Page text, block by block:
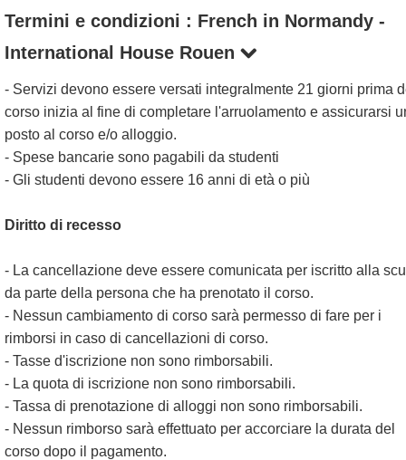
Termini e condizioni : French in Normandy -
International House Rouen
- Servizi devono essere versati integralmente 21 giorni prima
corso inizia al fine di completare l'arruolamento e assicurarsi
posto al corso e/o alloggio.
- Spese bancarie sono pagabili da studenti
- Gli studenti devono essere 16 anni di età o più
Diritto di recesso
- La cancellazione deve essere comunicata per iscritto alla
da parte della persona che ha prenotato il corso.
- Nessun cambiamento di corso sarà permesso di fare per i
rimborsi in caso di cancellazioni di corso.
- Tasse d'iscrizione non sono rimborsabili.
- La quota di iscrizione non sono rimborsabili.
- Tassa di prenotazione di alloggi non sono rimborsabili.
- Nessun rimborso sarà effettuato per accorciare la durata del
corso dopo il pagamento.